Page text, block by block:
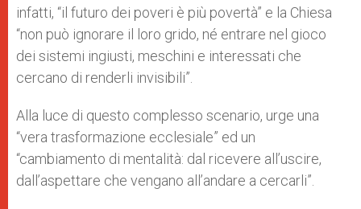
infatti, “il futuro dei poveri è più povertà” e la Chiesa
“non può ignorare il loro grido, né entrare nel gioco
dei sistemi ingiusti, meschini e interessati che
cercano di renderli invisibili”.
Alla luce di questo complesso scenario, urge una
“vera trasformazione ecclesiale” ed un
“cambiamento di mentalità: dal ricevere all’uscire,
dall’aspettare che vengano all’andare a cercarli”.